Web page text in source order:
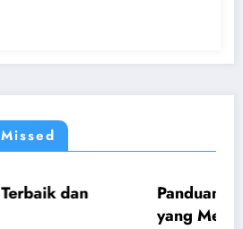
UMUM
Panduan Mudah Beli Cincin
yang Menguntungkan